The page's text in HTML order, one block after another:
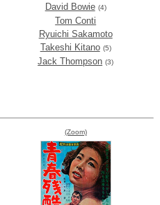
David Bowie (4)
Tom Conti
Ryuichi Sakamoto
Takeshi Kitano (5)
Jack Thompson (3)
(Zoom)